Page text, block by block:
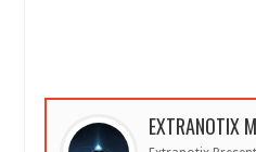
EXTRANOTIX